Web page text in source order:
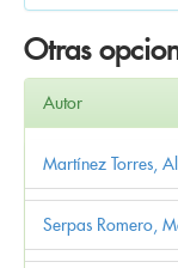
Otras
Autor
Martínez Torres,
Serpas Romero,